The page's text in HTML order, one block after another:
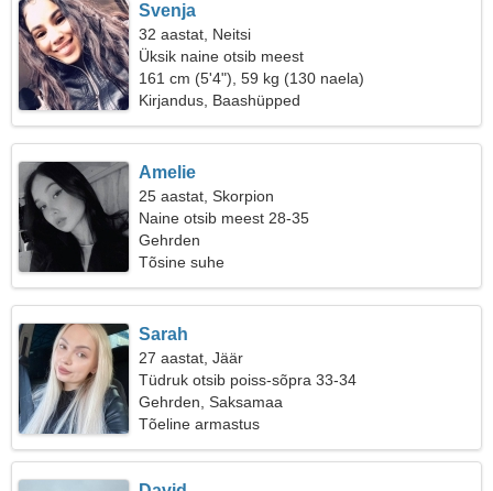
Svenja
32 aastat, Neitsi
Üksik naine otsib meest
161 cm (5'4"), 59 kg (130 naela)
Kirjandus, Baashüpped
Amelie
25 aastat, Skorpion
Naine otsib meest 28-35
Gehrden
Tõsine suhe
Sarah
27 aastat, Jäär
Tüdruk otsib poiss-sõpra 33-34
Gehrden, Saksamaa
Tõeline armastus